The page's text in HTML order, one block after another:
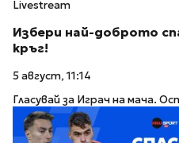
Livestream
Избери най-доброто
кръг!
5 август, 11:14
Гласувай за Играч на мача.